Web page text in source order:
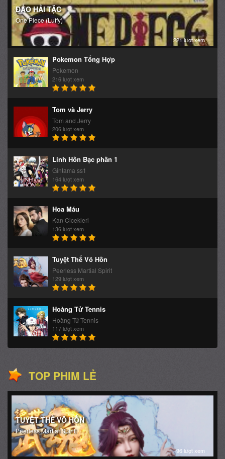
Pokemon
216 lượt xem
Tom và Jerry
Tom and Jerry
206 lượt xem
Gintama ss1
164 lượt xem
Kan Cicekleri
136 lượt xem
Peerless Martial Spirit
129 lượt xem
Hoàng Tử Tennis
117 lượt xem
TOP PHIM LẺ
Peerless Martial Spirit
Song tinh diệt quỷ sư
Twin Star Exorcists, Sousei no Onmyouji
15 lượt xem